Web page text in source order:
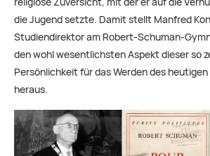
die Jugend setzte. Damit stellt Manfred
Studiendirektor am Robert-Schuman-
den wohl wesentlichsten Aspekt dieser so
Persönlichkeit für das Werden des
heraus.